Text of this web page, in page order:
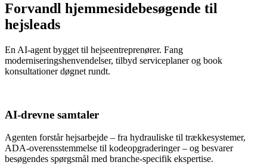
Forvandl hjemmesidebesøgende til
hejsleads
En AI-agent bygget til hejseentreprenører. Fang
moderniseringshenvendelser, tilbyd serviceplaner og book
konsultationer døgnet rundt.
AI-drevne samtaler
Agenten forstår hejsarbejde – fra hydrauliske til trækkesystemer,
ADA-overensstemmelse til kodeopgraderinger – og besvarer
besøgendes spørgsmål med branche-specifik ekspertise.